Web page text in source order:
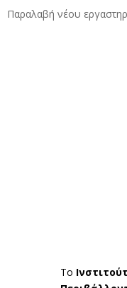
Παραλαβή νέου
Το